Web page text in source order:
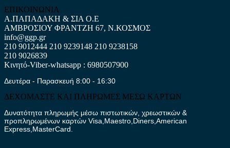
ΕΠΙΚΟΙΝΩΝΙΑ
Α.ΠΑΠΑΔΑΚΗ & ΣΙΑ Ο.Ε
ΑΜΒΡΟΣΙΟΥ ΦΡΑΝΤΖΗ 67, Ν.ΚΟΣΜΟΣ
info@ggp.gr
210 9012444 210 9239148 210 9238158
210 9026839
Κινητό-Viber-whatsapp : 6980507900
Δευτέρα - Παρασκευή 8:00 - 16:30
ΔΕΧΟΜΑΣΤΕ ΚΑΙ ΠΛΗΡΩΜΕΣ ΜΕΣΩ ΚΑΡΤΩΝ
Δυνατότητα πληρωμής μέσω πιστωτικών, χρεωστικών &
προπληρωμένων καρτών Visa,Maestro,Diners,American
Express,MasterCard.